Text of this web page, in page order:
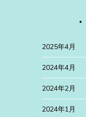
2025年4月
2024年4月
2024年2月
2024年1月